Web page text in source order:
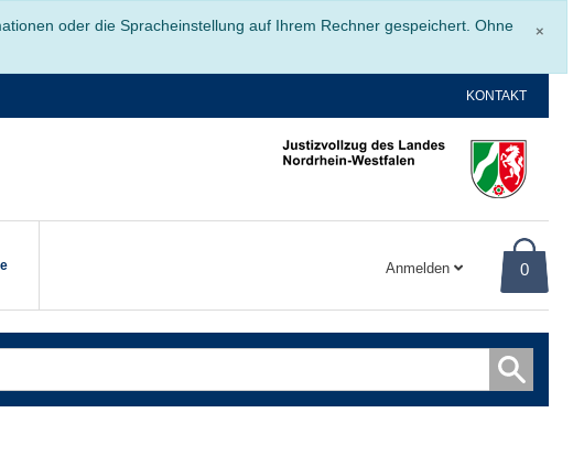
×
oder die Spracheinstellung auf Ihrem Rechner gespeichert. Ohne
KONTAKT
Anmelden 0